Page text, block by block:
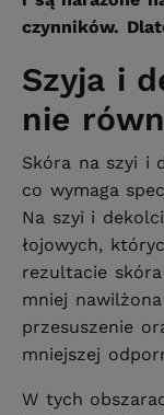
czynników.
Szyja i
nie
Skóra na szyi i
co wymaga
Na szyi i
łojowych,
rezultacie
mniej
przesuszenie
mniejszej
W tych